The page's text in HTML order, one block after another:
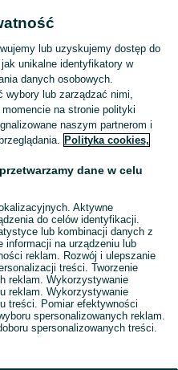
Skorzystaj z największego serwisu ogłoszeniowego w Polsce. Kupuj to, czego pragniesz i sprzedawaj to, czego już nie potrzebujesz w kategorii Bransoletki! Zobacz
lub uzyskujemy dostęp do
unikalne identyfikatory w
danych osobowych.
wybory lub zarządzać nimi,
na stronie polityki
naszym partnerom i
Polityka cookies,
dane w celu
Aktywne
do celów identyfikacji.
lub kombinacji danych z
informacji na urządzeniu lub
reklam. Rozwój i ulepszanie
treści. Tworzenie
reklam. Wykorzystywanie
reklam. Wykorzystywanie
treści. Pomiar efektywności
spersonalizowanych reklam.
spersonalizowanych treści.